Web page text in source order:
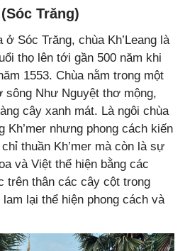
Trăng)
Sóc Trăng, chùa Kh’Leang là
thọ lên tới gần 500 năm khi
1553. Chùa nằm trong một
sông Như Nguyệt thơ mộng,
cây xanh mát. Là ngôi chùa
Kh’mer nhưng phong cách kiến
thuần Kh’mer mà còn là sự
và Việt thể hiện bằng các
trên thân các cây cột trong
lại thể hiện phong cách và